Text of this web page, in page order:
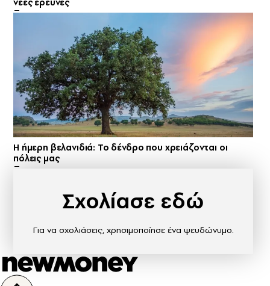
Η ήμερη βελανιδιά: Το δένδρο που χρειάζονται οι
πόλεις μας
Σχολίασε εδώ
Για να σχολιάσεις, χρησιμοποίησε ένα ψευδώνυμο.